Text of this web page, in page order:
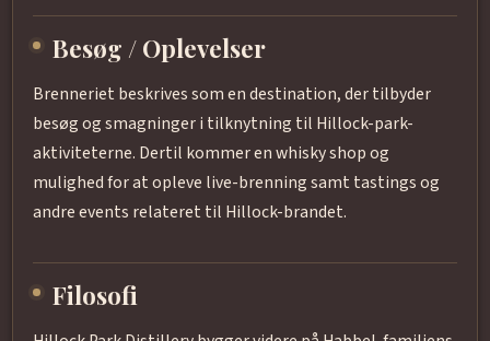
Besøg / Oplevelser
Brenneriet beskrives som en destination, der tilbyder
besøg og smagninger i tilknytning til Hillock-park-
aktiviteterne. Dertil kommer en whisky shop og
mulighed for at opleve live-brenning samt tastings og
andre events relateret til Hillock-brandet.
Filosofi